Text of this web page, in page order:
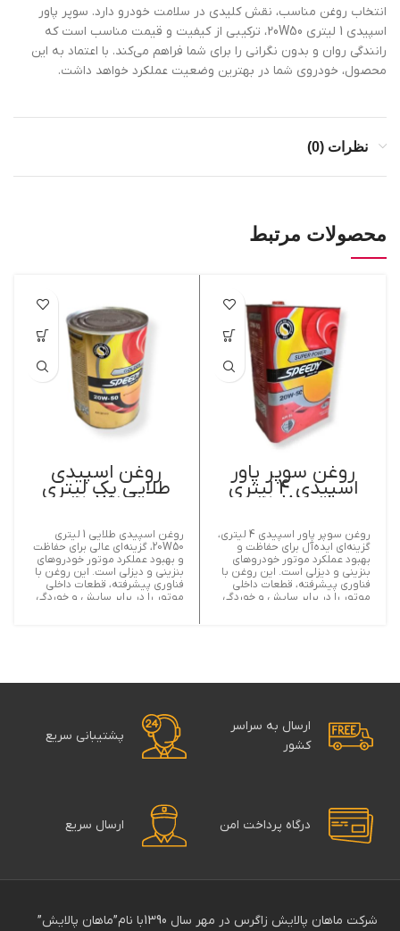
انتخاب روغن مناسب، نقش کلیدی در سلامت خودرو دارد. سوپر پاور
اسپیدی 1 لیتری 20W50، ترکیبی از کیفیت و قیمت مناسب است که
رانندگی روان و بدون نگرانی را برای شما فراهم می‌کند. با اعتماد به این
محصول، خودروی شما در بهترین وضعیت عملکرد خواهد داشت.
نظرات (0)
محصولات مرتبط
روغن سوپر پاور
اسپیدی 4 لیتری
20W50
روغن سوپر پاور اسپیدی 4 لیتری،
گزینه‌ای ایده‌آل برای حفاظت و
بهبود عملکرد موتور خودروهای
بنزینی و دیزلی است. این روغن با
فناوری پیشرفته، قطعات داخلی
موتور را در برابر سایش و خوردگی
روغن اسپیدی
طلایی یک لیتری
20W50
روغن اسپیدی طلایی 1 لیتری
20W50، گزینه‌ای عالی برای حفاظت
و بهبود عملکرد موتور خودروهای
بنزینی و دیزلی است. این روغن با
فناوری پیشرفته، قطعات داخلی
موتور را در برابر سایش و خوردگی
ارسال به سراسر
کشور
پشتیبانی سریع
درگاه پرداخت امن ارسال سریع
شرکت ماهان پالایش زاگرس در مهر سال 1390با نام”ماهان پالایش”